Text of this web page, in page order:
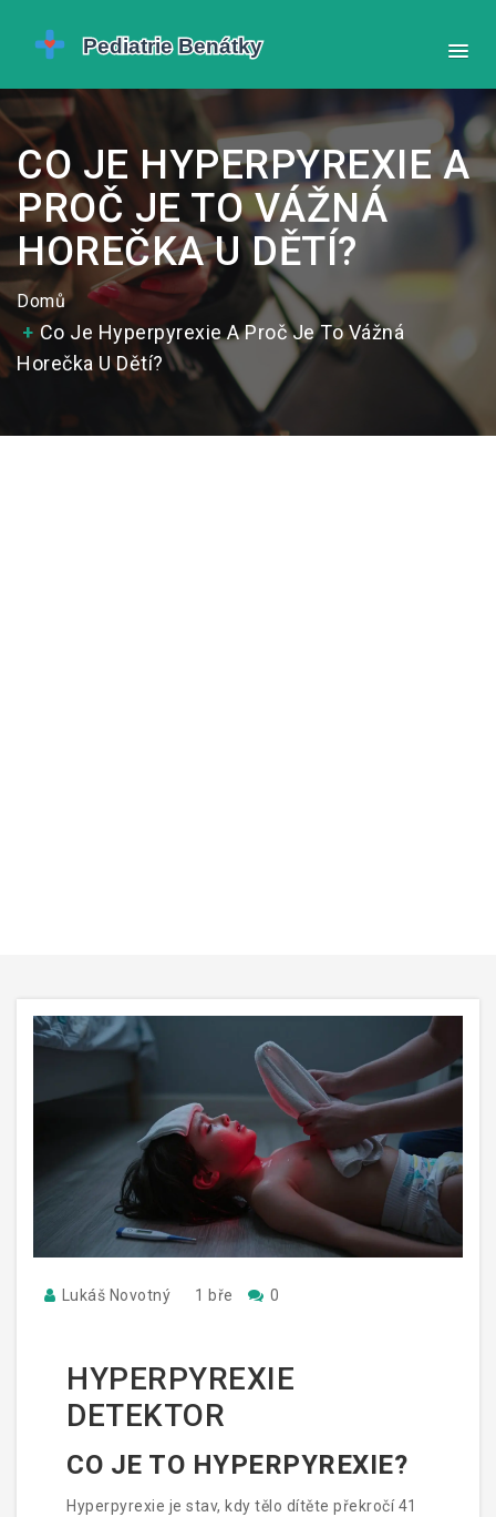
CO JE HYPERPYREXIE A
PROČ JE TO VÁŽNÁ
HOREČKA U DĚTÍ?
Domů
Co Je Hyperpyrexie A Proč Je To Vážná
Horečka U Dětí?
Lukáš Novotný 1 bře 0
HYPERPYREXIE
DETEKTOR
CO JE TO HYPERPYREXIE?
Hyperpyrexie je stav, kdy tělo dítěte překročí 41